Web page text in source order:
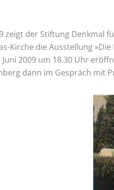
zeigt der Stiftung
Kirche die Ausstellung
2009 um 18.30 Uhr
dann im Gespräch mit